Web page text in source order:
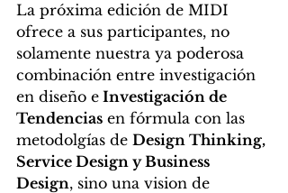
La próxima edición de MIDI
ofrece a sus participantes, no
solamente nuestra ya poderosa
combinación entre investigación
en diseño e Investigación de
Tendencias en fórmula con las
metodolgías de Design Thinking,
Service Design y Business
Design, sino una vision de